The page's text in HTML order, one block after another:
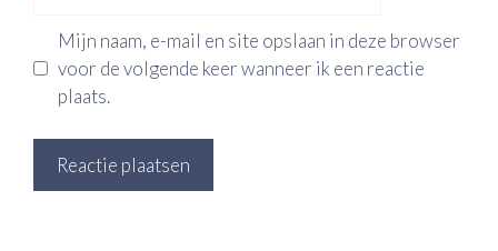
Mijn naam, e-mail en site opslaan in deze browser
voor de volgende keer wanneer ik een reactie
plaats.